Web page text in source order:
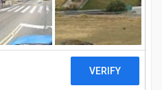
är aningen mer säkert.
båda protokollen